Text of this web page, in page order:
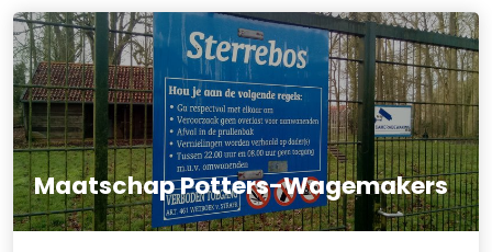
Maatschap Potters-Wagemakers